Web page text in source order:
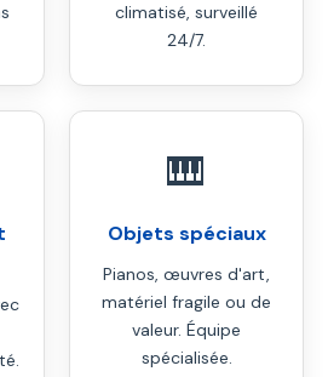
climatisé, surveillé
24/7.
🎹
Objets spéciaux
Pianos, œuvres d'art,
matériel fragile ou de
valeur. Équipe
spécialisée.